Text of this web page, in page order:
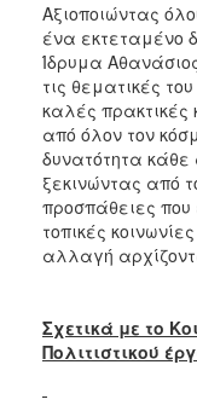
Αξιοποιώντας
ένα εκτεταμένο
Ίδρυμα
τις θεματικές
καλές πρακτικές
από όλον τον
δυνατότητα
ξεκινώντας από
προσπάθειες που
τοπικές
αλλαγή
Σχετικά με το
Πολιτιστικού